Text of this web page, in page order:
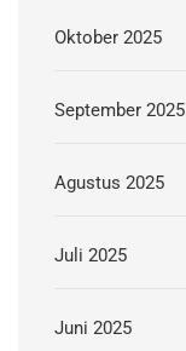
Oktober 2025
September 2025
Agustus 2025
Juli 2025
Juni 2025